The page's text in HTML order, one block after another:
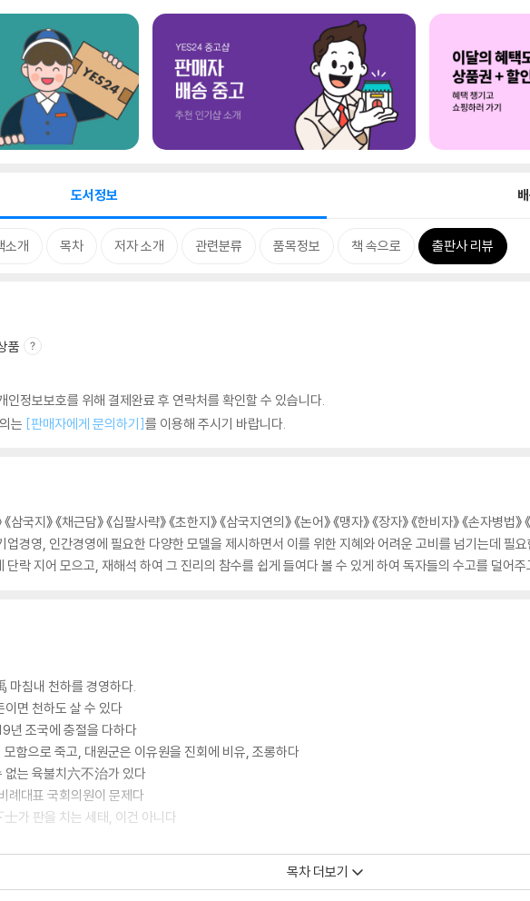
도서정보
소개 목차 저자 소개 관련분류 품목정보 책 속으로 출판사 리뷰
품
인정보보호를 위해 결제완료 후 연락처를 확인할 수 있습니다.
는 [판매자에게 문의하기]를 이용해 주시기 바랍니다.
《삼국지》 《채근담》 《십팔사략》 《초한지》 《삼국지연의》 《논어》 《맹자》 《장자》 《한비자》 《손자
업경영, 인간경영에 필요한 다양한 모델을 제시하면서 이를 위한 지혜와 어려운 고비를 넘기는데 필
단락 지어 모으고, 재해석 하여 그 진리의 참수를 쉽게 들여다 볼 수 있게 하여 독자들의 수고를 덜어주
마침내 천하를 경영하다.
면 천하도 살 수 있다
년 조국에 충절을 다하다
함으로 죽고, 대원군은 이유원을 진회에 비유, 조롱하다
없는 육불치六不治가 있다
대표 국회의원이 문제다
가 판을 치는 세태, 이건 아니다
목차 더보기